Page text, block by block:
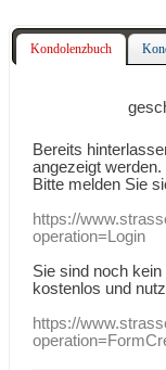
Kondolenzbuch
Bereits
angezeigt werden.
Bitte melden Sie
https://
operation=Login
Sie sind noch
kostenlos und
https://